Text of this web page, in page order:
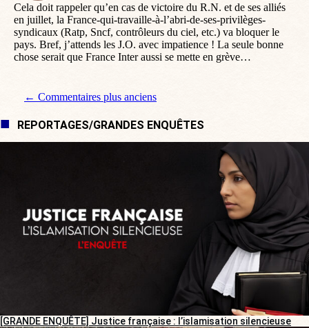
Cela doit rappeler qu’en cas de victoire du R.N. et de ses alliés
en juillet, la France-qui-travaille-à-l’abri-de-ses-privilèges-
syndicaux (Ratp, Sncf, contrôleurs du ciel, etc.) va bloquer le
pays. Bref, j’attends les J.O. avec impatience ! La seule bonne
chose serait que France Inter aussi se mette en grève…
Navigation de commentaire
← Commentaires plus anciens
REPORTAGES/GRANDES ENQUÊTES
[GRANDE ENQUÊTE] Justice française : l’islamisation silencieuse